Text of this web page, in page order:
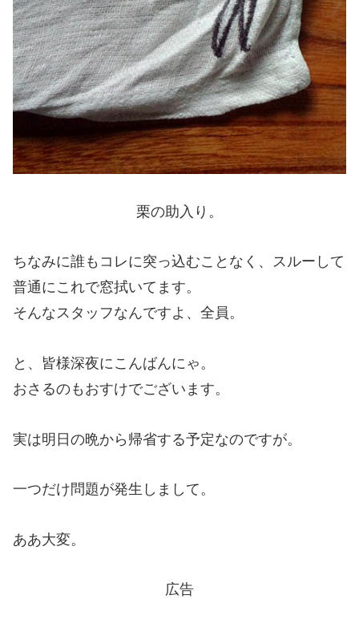
栗の助入り。
ちなみに誰もコレに突っ込むことなく、スルーして
普通にこれで窓拭いてます。
そんなスタッフなんですよ、全員。
と、皆様深夜にこんばんにゃ。
おさるのもおすけでございます。
実は明日の晩から帰省する予定なのですが。
一つだけ問題が発生しまして。
ああ大変。
広告